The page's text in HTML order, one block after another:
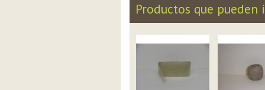
Productos que